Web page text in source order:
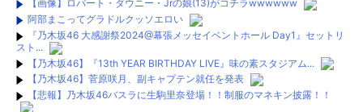
【画像】ロバート・ダウニー・Jrの娘(13)がコチラwwwwww
阿部まこってグラドルクッソエロい
『乃木坂46 大感謝祭2024@幕張メッセイベントホール Day1』セットリ
スト...
【乃木坂46】『13th YEAR BIRTHDAY LIVE』味の素スタジアム...
【乃木坂46】菅原咲月、副キャプテン就任を発表
【悲報】乃木坂46バスラに生駒里奈登場！！制服のマネキン披露！！